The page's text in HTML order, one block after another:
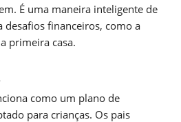
É uma maneira inteligente de
desafios financeiros, como a
primeira casa.
como um plano de
para crianças. Os pais